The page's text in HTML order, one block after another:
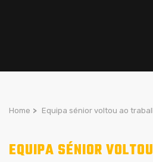
Home > Equipa sénior voltou ao
EQUIPA SÉNIOR